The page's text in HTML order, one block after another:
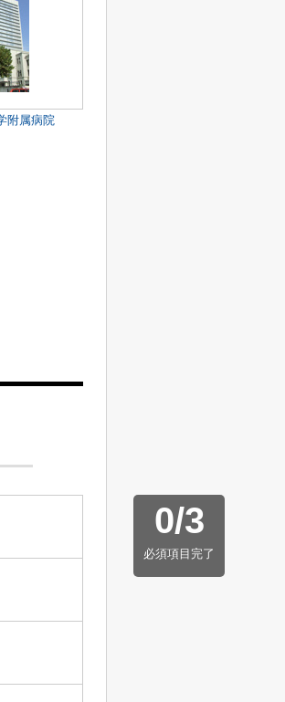
附属病院
0/3
必須項目完了